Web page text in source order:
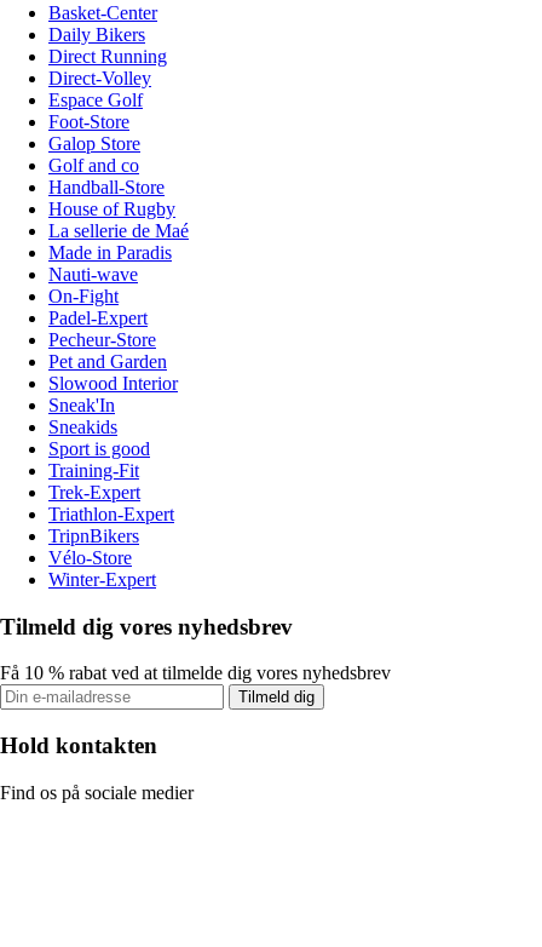
Basket-Center
Daily Bikers
Direct Running
Direct-Volley
Espace Golf
Foot-Store
Galop Store
Golf and co
Handball-Store
House of Rugby
La sellerie de Maé
Made in Paradis
Nauti-wave
On-Fight
Padel-Expert
Pecheur-Store
Pet and Garden
Slowood Interior
Sneak'In
Sneakids
Sport is good
Training-Fit
Trek-Expert
Triathlon-Expert
TripnBikers
Vélo-Store
Winter-Expert
Tilmeld dig vores nyhedsbrev
Få 10 % rabat ved at tilmelde dig vores nyhedsbrev
Tilmeld dig
Hold kontakten
Find os på sociale medier